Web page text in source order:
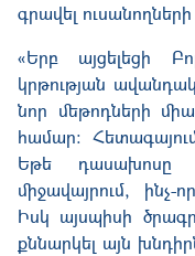
գրավել ուսանողների
«Երբ այցելեցի
կրթության
նոր մեթոդների
համար։
Եթե դասախոսը
միջավայրում,
Իսկ այսպիսի
քննարկել այն